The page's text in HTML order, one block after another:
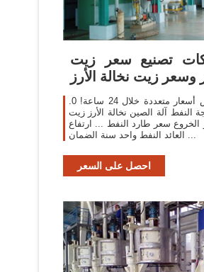
تصنيع سعر زيت
احصل على عروض أسعار متعددة خلال 24 ساعة! 0.
النفط آلة الصين نخالة الأرز زيت
سعر طارد النفط ... ارتفاع
العائد النفط واحد سنة الضمان ...
احصل على السعر